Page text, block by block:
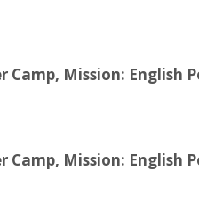
Mission: English
Camp, Mission: English